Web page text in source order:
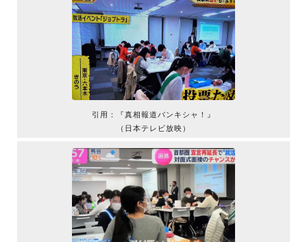
引用：『真相報道バンキシャ！』
（日本テレビ放映）